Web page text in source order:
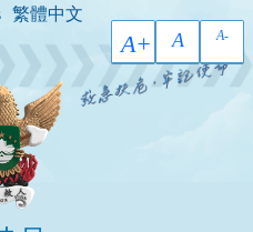
A-
A
A+
繁體中文